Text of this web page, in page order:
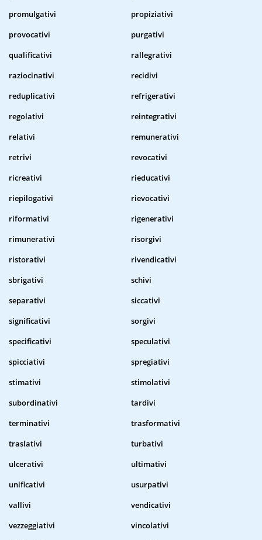
promulgativi
propiziativi
provocativi
purgativi
qualificativi
rallegrativi
raziocinativi
recidivi
reduplicativi
refrigerativi
regolativi
reintegrativi
relativi
remunerativi
retrivi
revocativi
ricreativi
rieducativi
riepilogativi
rievocativi
riformativi
rigenerativi
rimunerativi
risorgivi
ristorativi
rivendicativi
sbrigativi
schivi
separativi
siccativi
significativi
sorgivi
specificativi
speculativi
spicciativi
spregiativi
stimativi
stimolativi
subordinativi
tardivi
terminativi
trasformativi
traslativi
turbativi
ulcerativi
ultimativi
unificativi
usurpativi
vallivi
vendicativi
vezzeggiativi
vincolativi